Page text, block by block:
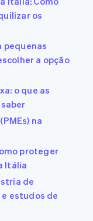
os
pequenas
a opção
o que as
na
proteger
Itália
de
estudos de